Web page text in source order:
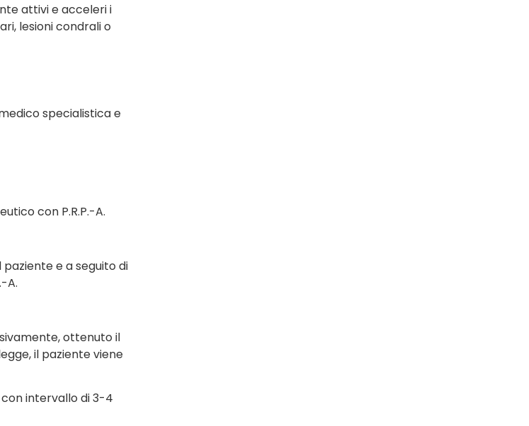
attivi e acceleri i
lesioni condrali o
specialistica e
con P.R.P.-A.
e a seguito di
A.
ottenuto il
il paziente viene
intervallo di 3-4